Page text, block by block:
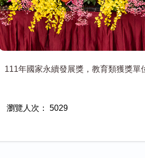
111年國家永續發展獎，教育類獲獎
瀏覽人次： 5029